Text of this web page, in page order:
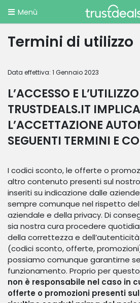
Menù
Termini di utilizzo
Data effettiva: 1 Gennaio 2023
L’ACCESSO E
TRUSTDEALS.IT IMPLICA
L’ACCETTAZIONE
SEGUENTI TERMINI E
I codici sconto, le offerte o
altro contenuto presenti sul
inseriti su indicazione dalle
sempre comunque nel rispetto
aziendale e della privacy. Di
sia nostra cura procedere
della correttezza e
(codici sconto, offerte,
possiamo comunque garantirne
funzionamento. Proprio per
non è responsabile nel caso in
offerte o promozioni presenti